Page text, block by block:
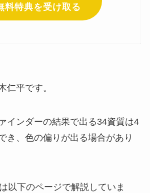
料特典を受け取る
仁平です。
インダーの結果で出る34資質は4
き、色の偏りが出る場合があり
以下のページで解説していま